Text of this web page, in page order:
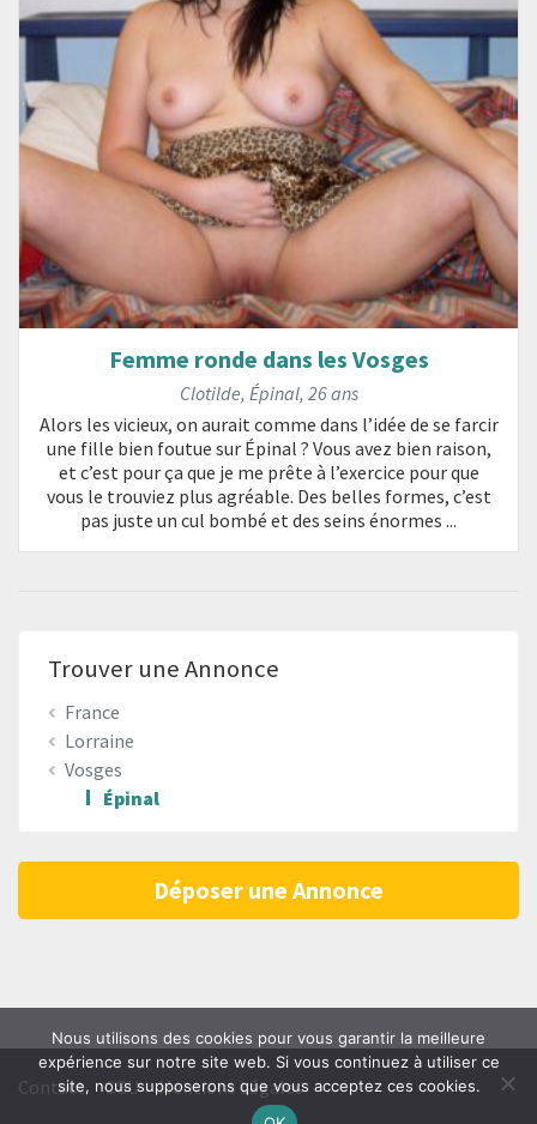
Femme ronde dans les Vosges
Clotilde, Épinal, 26 ans
Alors les vicieux, on aurait comme dans l’idée de se farcir
une fille bien foutue sur Épinal ? Vous avez bien raison,
et c’est pour ça que je me prête à l’exercice pour que
vous le trouviez plus agréable. Des belles formes, c’est
pas juste un cul bombé et des seins énormes ...
Trouver une Annonce
France
Lorraine
Vosges
Épinal
Déposer une Annonce
Contact CGU Mentions Légales
Nous utilisons des cookies pour vous garantir la meilleure
expérience sur notre site web. Si vous continuez à utiliser ce
site, nous supposerons que vous acceptez ces cookies.